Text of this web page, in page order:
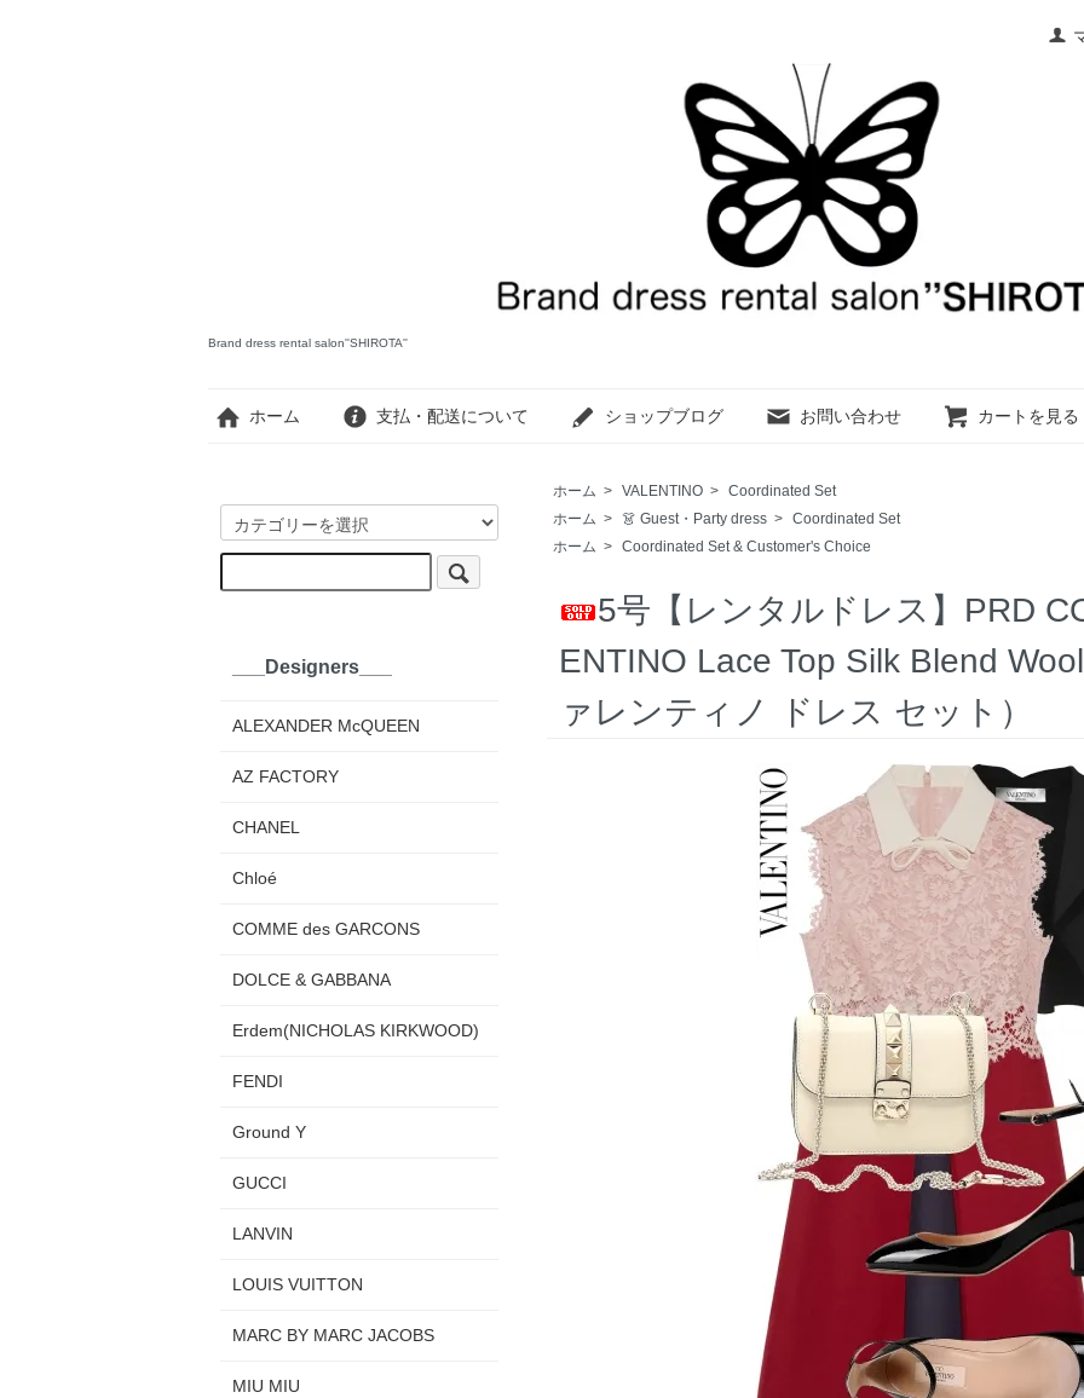
Brand dress rental salon''SHIROTA''
ホーム 支払・配送について ショップブログ お問い合わせ カートを見る
ホーム > VALENTINO > Coordinated Set
ホーム > 👗 Guest・Party dress > Coordinated Set
ホーム > Coordinated Set & Customer's Choice
5号【レンタルドレス】PRD
ENTINO Lace Top Silk Blend
ァレンティノ ドレス セット）
___Designers___
ALEXANDER McQUEEN
AZ FACTORY
CHANEL
Chloé
COMME des GARCONS
DOLCE & GABBANA
Erdem(NICHOLAS KIRKWOOD)
FENDI
Ground Y
GUCCI
LANVIN
LOUIS VUITTON
MARC BY MARC JACOBS
MIU MIU